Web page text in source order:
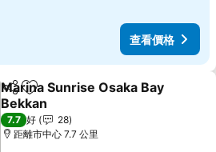
查看價格
分享 放到收藏夾
Marina Sunrise Osaka Bay
Bekkan
查看價格
7.7 好
28
距離市中心 7.7 公里